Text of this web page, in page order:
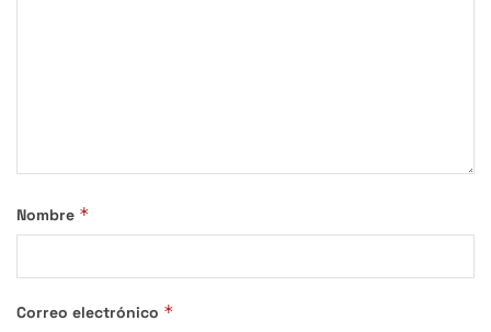
Nombre *
Correo electrónico *